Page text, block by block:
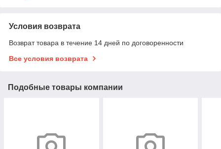
Условия возврата
Возврат товара в течение 14 дней по договоренности
Все условия возврата
Подобные товары компании